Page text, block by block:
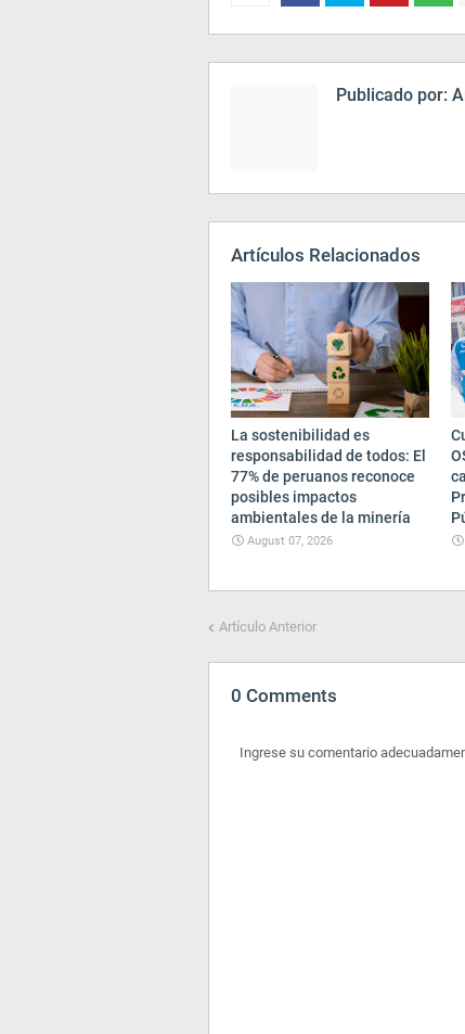
Publicado por:
Artículos Relacionados
La sostenibilidad es
responsabilidad de todos: El
77% de peruanos reconoce
posibles impactos
ambientales de la minería
August 07, 2026
Artículo Anterior
0 Comments
Ingrese su comentario